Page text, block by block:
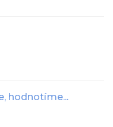
hodnotíme...